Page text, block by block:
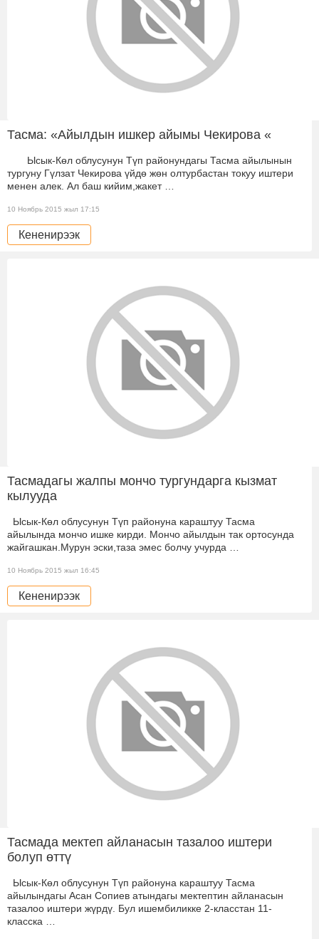
Тасма: «Айылдын ишкер айымы Чекирова «
Ысык-Көл облусунун Түп районундагы Тасма айылынын
тургуну Гүлзат Чекирова үйдө жөн олтурбастан токуу иштери
менен алек. Ал баш кийим,жакет …
10 Ноябрь 2015 жыл 17:15
Кененирээк
Тасмадагы жалпы мончо тургундарга кызмат
кылууда
Ысык-Көл облусунун Түп районуна караштуу Тасма
айылында мончо ишке кирди. Мончо айылдын так ортосунда
жайгашкан.Мурун эски,таза эмес болчу учурда …
10 Ноябрь 2015 жыл 16:45
Кененирээк
Тасмада мектеп айланасын тазалоо иштери
болуп өттү
Ысык-Көл облусунун Түп районуна караштуу Тасма
айылындагы Асан Сопиев атындагы мектептин айланасын
тазалоо иштери жүрдү. Бул ишембиликке 2-класстан 11-
класска …